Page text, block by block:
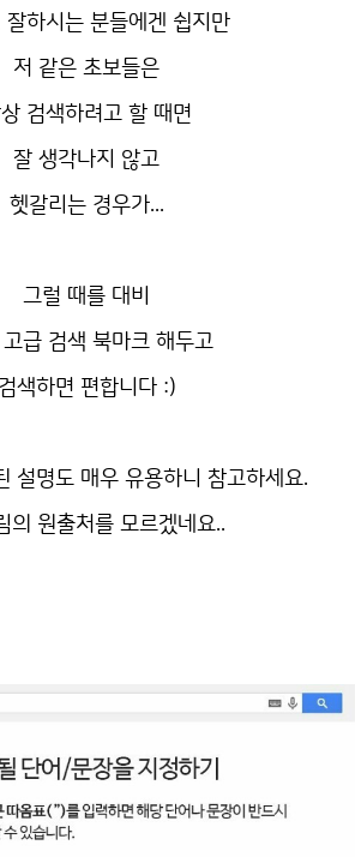
잘하시는 분들에겐 쉽지만
저 같은 초보들은
검색하려고 할 때면
잘 생각나지 않고
헷갈리는 경우가...
그럴 때를 대비
급 검색 북마크 해두고
검색하면 편합니다 :)
설명도 매우 유용하니 참고하세요.
의 원출처를 모르겠네요..